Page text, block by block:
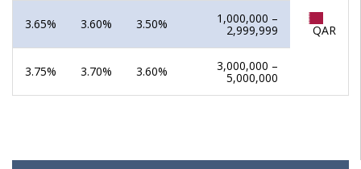
QAR
1,000,000 –
2,999,999
3.50%
3.60%
3.65%
3,000,000 –
5,000,000
3.60%
3.70%
3.75%